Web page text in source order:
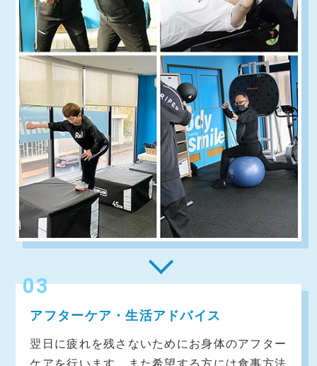
03
アフターケア・生活アドバイス
翌日に疲れを残さないためにお身体のアフター